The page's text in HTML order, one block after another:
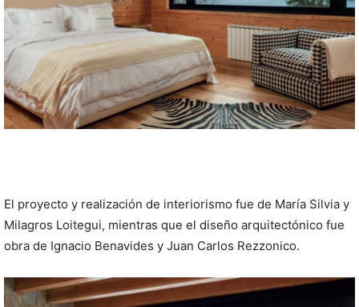
El proyecto y realización de interiorismo fue de María Silvia y
Milagros Loitegui, mientras que el diseño arquitectónico fue
obra de Ignacio Benavides y Juan Carlos Rezzonico.